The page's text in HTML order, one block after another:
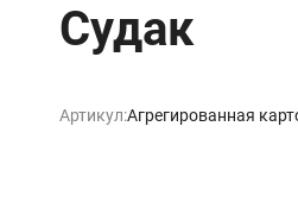
Судак
Артикул:Агрегированная